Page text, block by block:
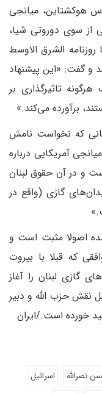
هوکشتاین، میانجی
از سوی دوروتی شیا،
الشرق الاوسط
و گفت: «این پیشنهاد
تاثیرگذاری بر
برآورده می‌کند.»
که نخواست نامش
آمریکایی درباره
و در آن حقوق لبنان
دریایی و میدان‌های گازی (واقع در
اصولا مثبت است و
که قبلا با بیروت
گازی لبنان را آغاز
نقش حزب الله و دبیر
خورده است./ایران
نصرالله
اسرائیل